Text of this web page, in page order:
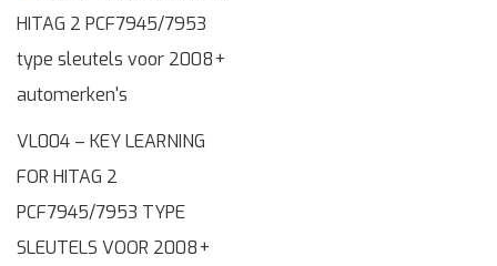
VL004 – KEY LEARNING
FOR HITAG 2
PCF7945/7953 TYPE
SLEUTELS VOOR 2008+